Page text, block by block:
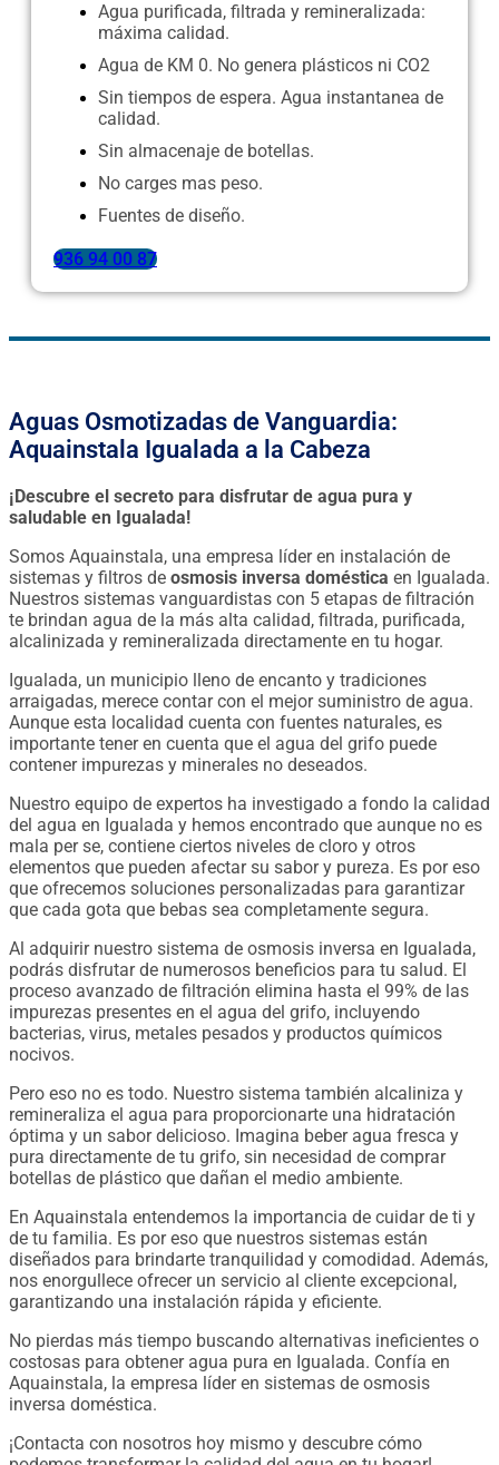
Agua purificada, filtrada y remineralizada:
máxima calidad.
Agua de KM 0. No genera plásticos ni CO2
Sin tiempos de espera. Agua instantanea de
calidad.
Sin almacenaje de botellas.
No carges mas peso.
Fuentes de diseño.
936 94 00 87
Aguas Osmotizadas de Vanguardia:
Aquainstala Igualada a la Cabeza
¡Descubre el secreto para disfrutar de agua pura y
saludable en Igualada!
Somos Aquainstala, una empresa líder en instalación de
sistemas y filtros de osmosis inversa doméstica en Igualada.
Nuestros sistemas vanguardistas con 5 etapas de filtración
te brindan agua de la más alta calidad, filtrada, purificada,
alcalinizada y remineralizada directamente en tu hogar.
Igualada, un municipio lleno de encanto y tradiciones
arraigadas, merece contar con el mejor suministro de agua.
Aunque esta localidad cuenta con fuentes naturales, es
importante tener en cuenta que el agua del grifo puede
contener impurezas y minerales no deseados.
Nuestro equipo de expertos ha investigado a fondo la calidad
del agua en Igualada y hemos encontrado que aunque no es
mala per se, contiene ciertos niveles de cloro y otros
elementos que pueden afectar su sabor y pureza. Es por eso
que ofrecemos soluciones personalizadas para garantizar
que cada gota que bebas sea completamente segura.
Al adquirir nuestro sistema de osmosis inversa en Igualada,
podrás disfrutar de numerosos beneficios para tu salud. El
proceso avanzado de filtración elimina hasta el 99% de las
impurezas presentes en el agua del grifo, incluyendo
bacterias, virus, metales pesados ​​y productos químicos
nocivos.
Pero eso no es todo. Nuestro sistema también alcaliniza y
remineraliza el agua para proporcionarte una hidratación
óptima y un sabor delicioso. Imagina beber agua fresca y
pura directamente de tu grifo, sin necesidad de comprar
botellas de plástico que dañan el medio ambiente.
En Aquainstala entendemos la importancia de cuidar de ti y
de tu familia. Es por eso que nuestros sistemas están
diseñados para brindarte tranquilidad y comodidad. Además,
nos enorgullece ofrecer un servicio al cliente excepcional,
garantizando una instalación rápida y eficiente.
No pierdas más tiempo buscando alternativas ineficientes o
costosas para obtener agua pura en Igualada. Confía en
Aquainstala, la empresa líder en sistemas de osmosis
inversa doméstica.
¡Contacta con nosotros hoy mismo y descubre cómo